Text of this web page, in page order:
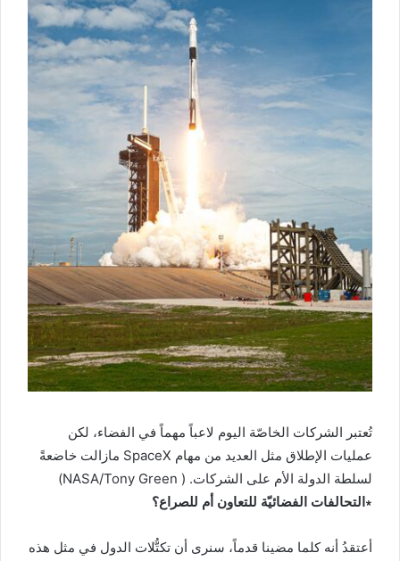
تُعتبر الشركات الخاصّة اليوم لاعباً مهماً في الفضاء، لكن
عمليات الإطلاق مثل العديد من مهام SpaceX مازالت خاضعةً
لسلطة الدولة الأم على الشركات. ( NASA/Tony Green)
∗التحالفات الفضائيّة للتعاون أم للصراع؟
أعتقدُ أنه كلما مضينا قدماً، سنرى أن تكتُّلات الدول في مثل هذه